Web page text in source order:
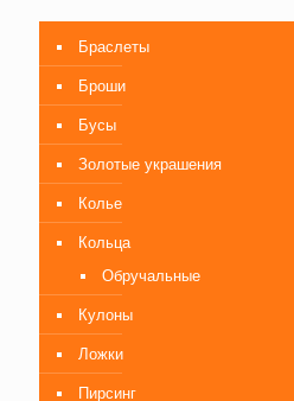
Браслеты
Броши
Бусы
Золотые украшения
Колье
Кольца
Обручальные
Кулоны
Ложки
Пирсинг